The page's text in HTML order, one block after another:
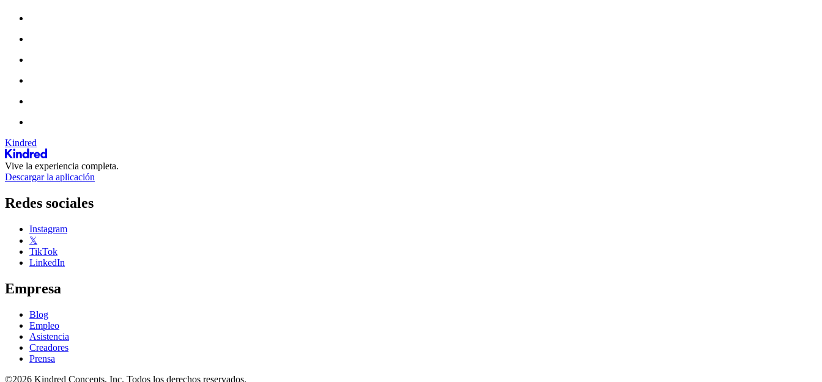
Kindred
Vive la experiencia completa.
Descargar la aplicación
Redes sociales
Instagram
𝕏
TikTok
LinkedIn
Empresa
Blog
Empleo
Asistencia
Creadores
Prensa
©2026 Kindred Concepts, Inc. Todos los derechos reservados.